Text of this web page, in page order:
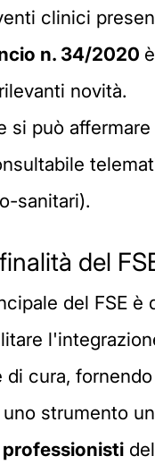
clinici
n. 34/2020
novità.
si può
sanitari).
del
del FSE è
di cura,
strumento